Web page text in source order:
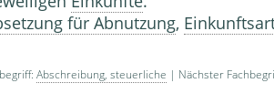
für Abnutzung,
Abschreibung, steuerliche | Nächster